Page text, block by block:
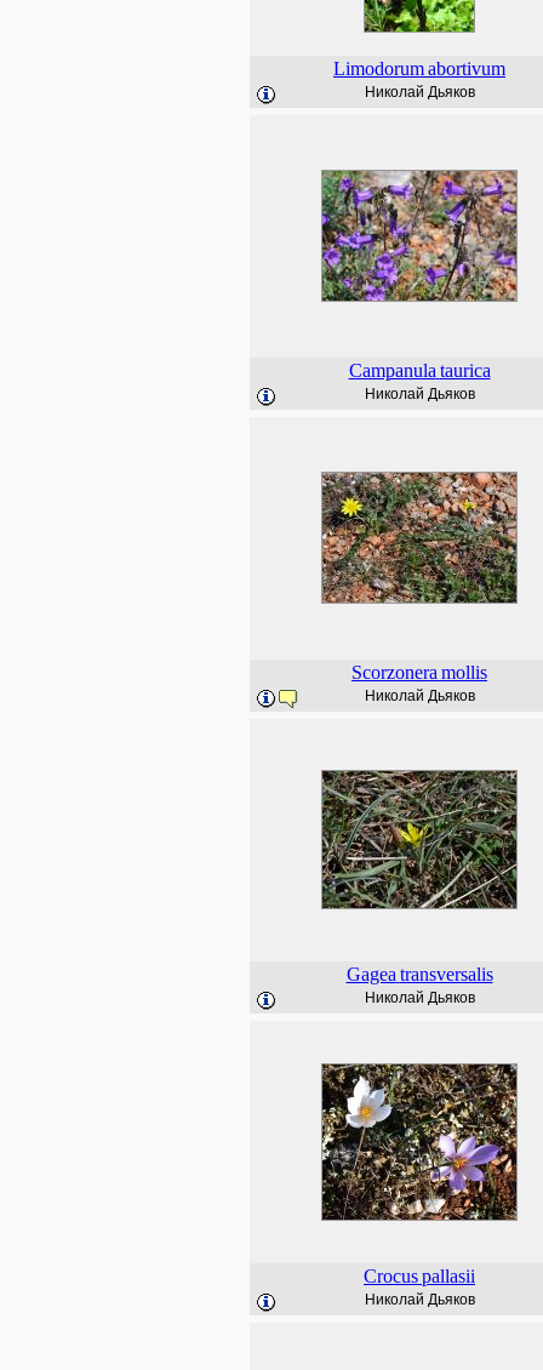
Limodorumabortivum
Николай Дьяков
Campanula taurica
Николай Дьяков
Scorzonera mollis
Николай Дьяков
Gagea transversalis
Николай Дьяков
Crocuspallasii
Николай Дьяков